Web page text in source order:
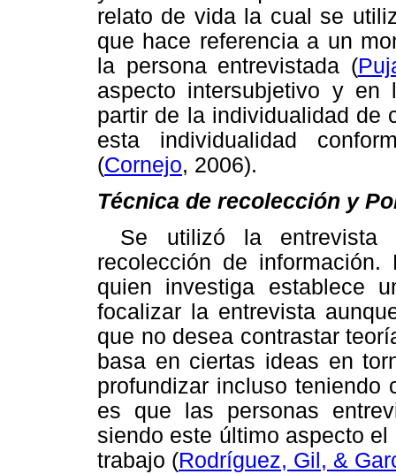
relato de vida la cual se
que hace referencia a un
la persona entrevistada (
aspecto intersubjetivo y
partir de la individualidad de
esta individualidad
(Cornejo, 2006).
Técnica de recolección y
Se utilizó la entrevista
recolección de
quien investiga establece
focalizar la entrevista
que no desea contrastar
basa en ciertas ideas en
profundizar incluso teniendo
es que las personas
siendo este último aspecto
trabajo (Rodríguez, Gil, &